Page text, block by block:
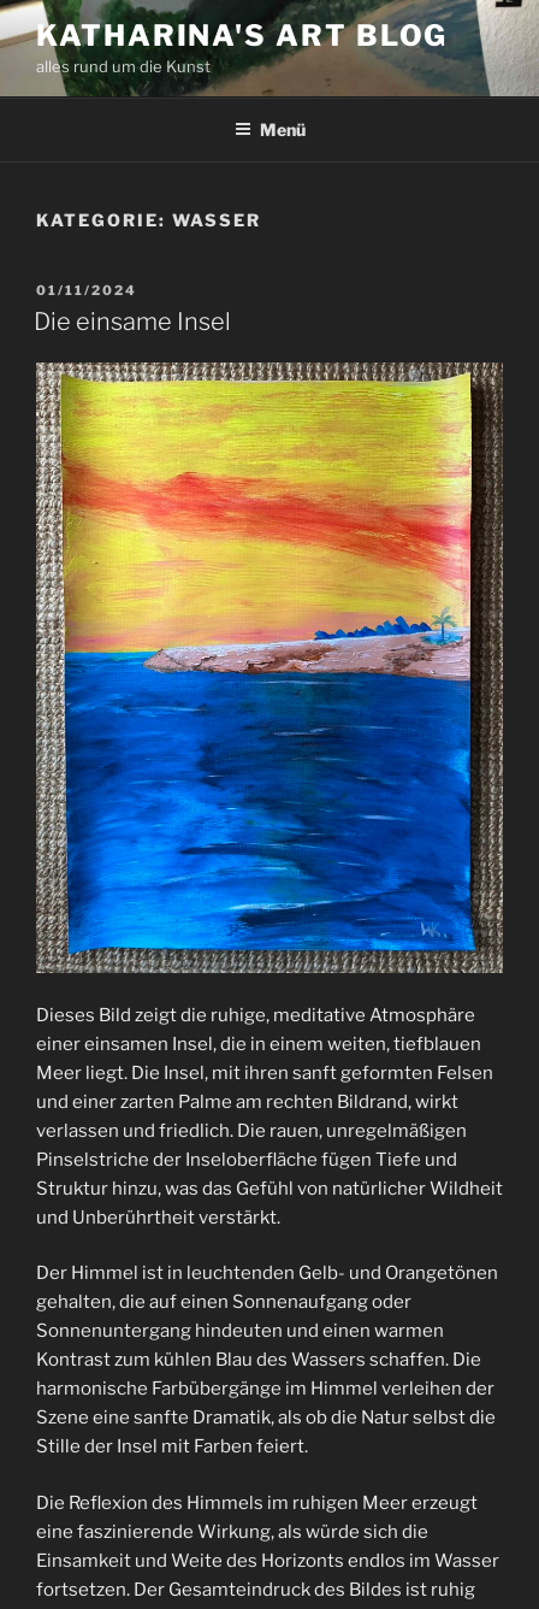
Zum
Inhalt
springen
KATHARINA'S ART BLOG
alles rund um die Kunst
Menü
KATEGORIE: WASSER
VERÖFFENTLICHT
AM
01/11/2024
Die einsame Insel
Dieses Bild zeigt die ruhige, meditative Atmosphäre
einer einsamen Insel, die in einem weiten, tiefblauen
Meer liegt. Die Insel, mit ihren sanft geformten Felsen
und einer zarten Palme am rechten Bildrand, wirkt
verlassen und friedlich. Die rauen, unregelmäßigen
Pinselstriche der Inseloberfläche fügen Tiefe und
Struktur hinzu, was das Gefühl von natürlicher Wildheit
und Unberührtheit verstärkt.
Der Himmel ist in leuchtenden Gelb- und Orangetönen
gehalten, die auf einen Sonnenaufgang oder
Sonnenuntergang hindeuten und einen warmen
Kontrast zum kühlen Blau des Wassers schaffen. Die
harmonische Farbübergänge im Himmel verleihen der
Szene eine sanfte Dramatik, als ob die Natur selbst die
Stille der Insel mit Farben feiert.
Die Reflexion des Himmels im ruhigen Meer erzeugt
eine faszinierende Wirkung, als würde sich die
Einsamkeit und Weite des Horizonts endlos im Wasser
fortsetzen. Der Gesamteindruck des Bildes ist ruhig